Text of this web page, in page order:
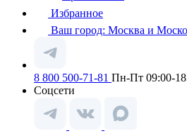
Избранное
Ваш город: Москва и
8 800 500-71-81 Пн-Пт 09:00-
Соцсети